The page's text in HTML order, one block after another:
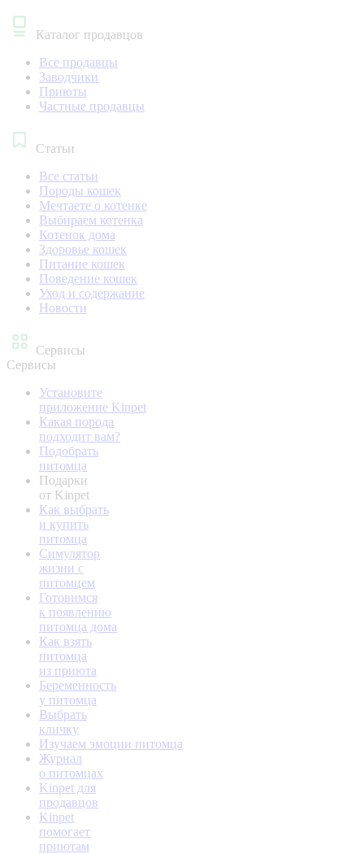
Каталог продавцов
Все продавцы
Заводчики
Приюты
Частные продавцы
Статьи
Все статьи
Породы кошек
Мечтаете о котенке
Выбираем котенка
Котенок дома
Здоровье кошек
Питание кошек
Поведение кошек
Уход и содержание
Новости
Сервисы
Сервисы
Установите
приложение Kinpet
Какая порода
подходит вам?
Подобрать
питомца
Подарки
от Kinpet
Как выбрать
и купить
питомца
Симулятор
жизни с
питомцем
Готовимся
к появлению
питомца дома
Как взять
питомца
из приюта
Беременность
у питомца
Выбрать
кличку
Изучаем эмоции питомца
Журнал
о питомцах
Kinpet для
продавцов
Kinpet
помогает
приютам